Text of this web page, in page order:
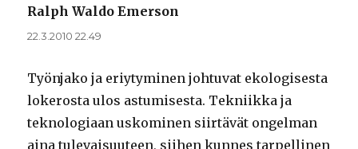
Ralph Waldo Emerson
22.3.2010 22.49
Työnjako ja eriytyminen johtuvat ekologisesta
lokerosta ulos astumisesta. Tekniikka ja
teknologiaan uskominen siirtävät ongelman
aina tulevaisuuteen, siihen kunnes tarpellinen